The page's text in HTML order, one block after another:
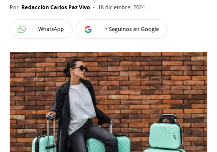
Por Redacción Carlos Paz Vivo - 18 diciembre, 2024
WhatsApp + Seguinos en Google